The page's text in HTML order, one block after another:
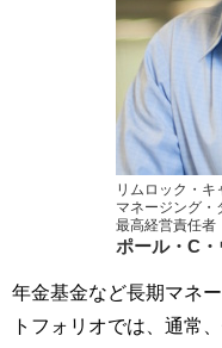
リムロック・
マネージング・
最高経営責任者
ポール・C
年金基金など長期マネ
トフォリオでは、通常